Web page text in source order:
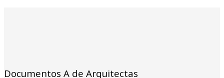
Documentos A de Arquitectas